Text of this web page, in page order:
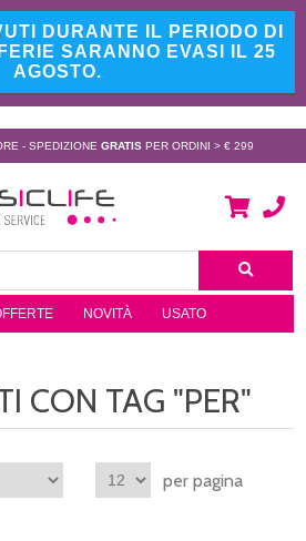
DURANTE IL PERIODO DI
SARANNO EVASI IL 25
AGOSTO.
- SPEDIZIONE GRATIS PER ORDINI > € 299
NOVITÀ USATO
CON TAG "PER"
per pagina